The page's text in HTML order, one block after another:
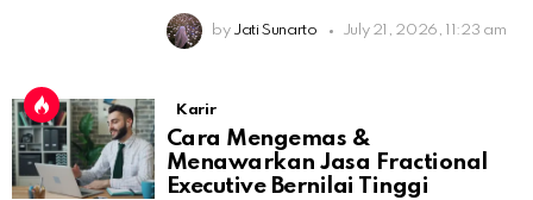
by Jati Sunarto July 21, 2026, 11:23 am
Karir
Cara Mengemas &
Menawarkan Jasa Fractional
Executive Bernilai Tinggi